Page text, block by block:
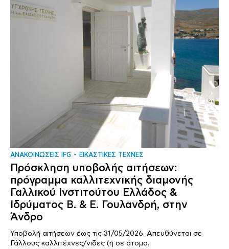
ΑΝΑΚΟΙΝΩΣΕΙΣ IFG ΕΙΚΑΣΤΙΚΕΣ ΤΕΧΝΕΣ
Πρόσκληση υποβολής αιτήσεων:
πρόγραμμα καλλιτεχνικής διαμονής
Γαλλικού Ινστιτούτου Ελλάδος &
Ιδρύματος Β. & Ε. Γουλανδρή, στην
Άνδρο
Υποβολή αιτήσεων έως τις 31/05/2026. Απευθύνεται σε
Γάλλους καλλιτέχνες/νιδες (ή σε άτομα..